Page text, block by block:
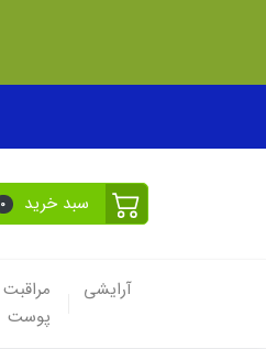
سبد خرید 0
آرایشی
مراقبت
پوست